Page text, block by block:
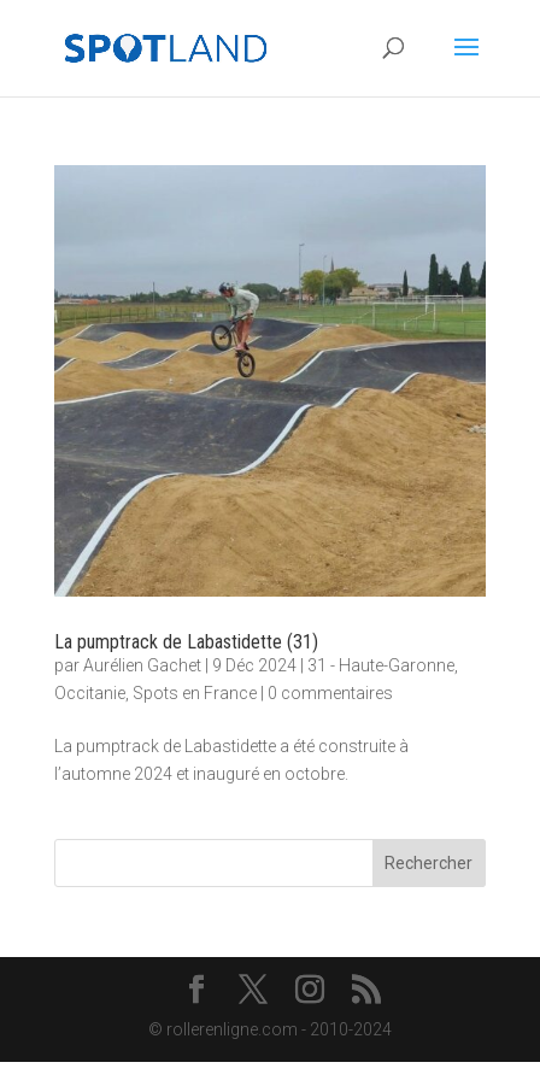
La pumptrack de Labastidette (31)
parAurélien Gachet| 9 Déc 2024| 31 - Haute-Garonne,
Occitanie, Spots en France| 0 commentaires
La pumptrack de Labastidette a été construite à
l’automne 2024 et inauguré en octobre.
Rechercher
© rollerenligne.com - 2010-2024